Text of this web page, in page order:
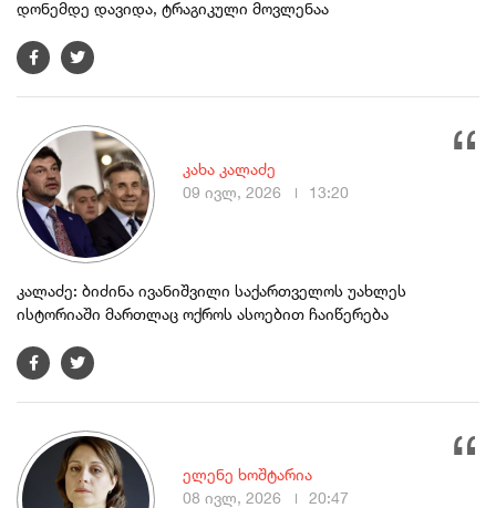
დონემდე დავიდა, ტრაგიკული მოვლენაა
კალაძე: ბიძინა ივანიშვილი საქართველოს უახლეს
ისტორიაში მართლაც ოქროს ასოებით ჩაიწერება
კახა კალაძე
09 ივლ, 2026
13:20
ელენე ხოშტარია
08 ივლ, 2026
20:47